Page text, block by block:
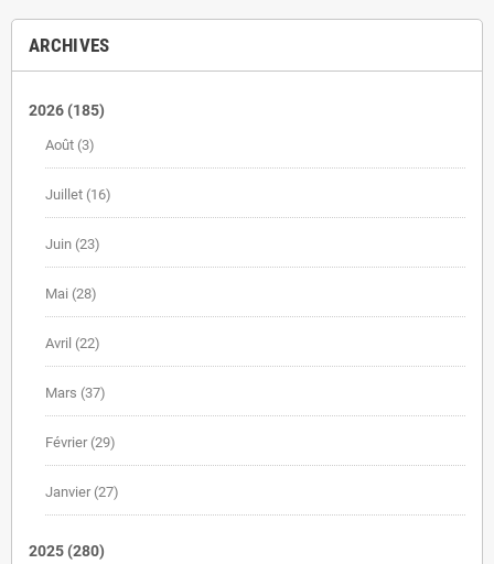
ARCHIVES
2026 (185)
Août (3)
Juillet (16)
Juin (23)
Mai (28)
Avril (22)
Mars (37)
Février (29)
Janvier (27)
2025 (280)